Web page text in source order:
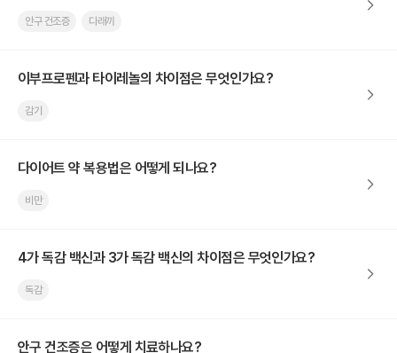
안구 건조증 다래끼
이부프로펜과 타이레놀의 차이점은 무엇인가요?
감기
다이어트 약 복용법은 어떻게 되나요?
비만
4가 독감 백신과 3가 독감 백신의 차이점은 무엇인가요?
독감
안구 건조증은 어떻게 치료하나요?